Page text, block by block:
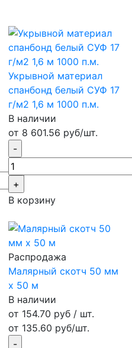
Укрывной материал
спанбонд белый СУФ 17
г/м2 1,6 м 1000 п.м.
В наличии
от 8 601.56 руб/шт.
В корзину
Распродажа
Малярный скотч 50 мм
х 50 м
В наличии
от 154.70 руб / шт.
от 135.60 руб/шт.